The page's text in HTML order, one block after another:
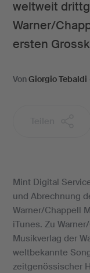
weltweit
Warner/
ersten
VonGiorgio Tebaldi
Mint Digital
und Abrechnung
Warner/Chappell
iTunes. Zu
Musikverlag der
weltbekannte
zeitgenössischer